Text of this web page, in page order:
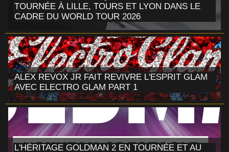
TOURNÉE À LILLE, TOURS ET LYON DANS LE
CADRE DU WORLD TOUR 2026
ALEX REVOX JR FAIT REVIVRE L'ESPRIT GLAM
AVEC ELECTRO GLAM PART 1
L'HÉRITAGE GOLDMAN 2 EN TOURNÉE ET AU